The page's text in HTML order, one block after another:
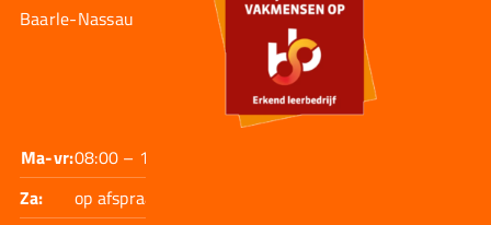
Baarle-Nassau
Ma-vr:08:00 – 17:30
Za:
op afspraak